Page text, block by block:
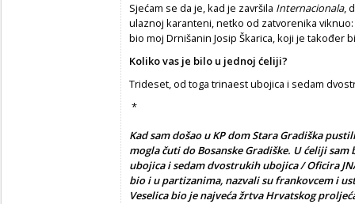
Sjećam se da je, kad je završila Internacionala,
ulaznoj karanteni, netko od zatvorenika
bio moj Drnišanin Josip Škarica, koji je također
Koliko vas je bilo u jednoj ćeliji?
Trideset, od toga trinaest ubojica i sedam
*
Kad sam došao u KP dom Stara Gradiška
mogla čuti do Bosanske Gradiške. U ćeliji
ubojica i sedam dvostrukih ubojica / Oficira
bio i u partizanima, nazvali su frankovcem i
Veselica bio je najveća žrtva Hrvatskog